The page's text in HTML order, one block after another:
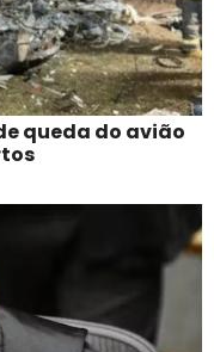
queda do avião